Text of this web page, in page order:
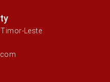
Timor-Leste